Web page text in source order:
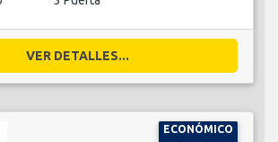
VER DETALLES...
ECONÓMICO